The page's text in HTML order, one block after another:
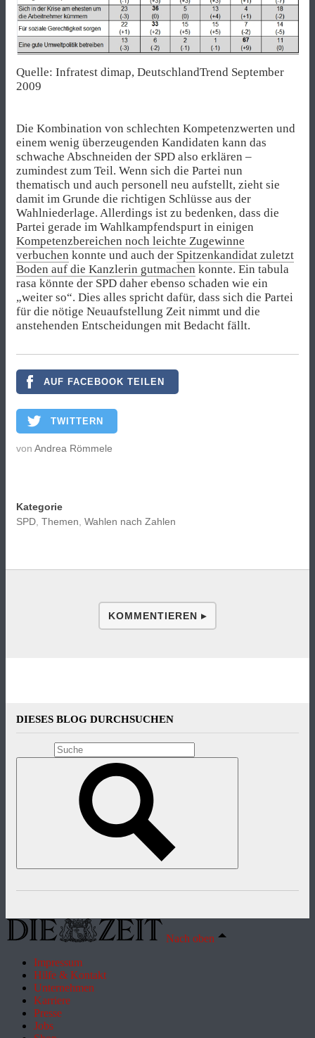
Quelle: Infratest dimap, DeutschlandTrend September
2009
Die Kombination von schlechten Kompetenzwerten und
einem wenig überzeugenden Kandidaten kann das
schwache Abschneiden der SPD also erklären –
zumindest zum Teil. Wenn sich die Partei nun
thematisch und auch personell neu aufstellt, zieht sie
damit im Grunde die richtigen Schlüsse aus der
Wahlniederlage. Allerdings ist zu bedenken, dass die
Partei gerade im Wahlkampfendspurt in einigen
Kompetenzbereichen noch leichte Zugewinne
verbuchen konnte und auch der Spitzenkandidat zuletzt
Boden auf die Kanzlerin gutmachen konnte. Ein tabula
rasa könnte der SPD daher ebenso schaden wie ein
„weiter so“. Dies alles spricht dafür, dass sich die Partei
für die nötige Neuaufstellung Zeit nimmt und die
anstehenden Entscheidungen mit Bedacht fällt.
AUF FACEBOOK TEILEN
TWITTERN
von Andrea Römmele
Kategorie
SPD, Themen, Wahlen nach Zahlen
KOMMENTIEREN ▸
DIESES BLOG DURCHSUCHEN
Nach oben
Impressum
Hilfe & Kontakt
Unternehmen
Karriere
Presse
Jobs